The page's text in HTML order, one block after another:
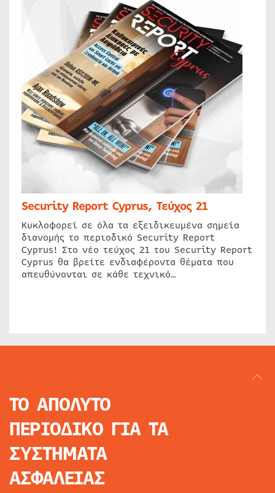
Security Report Cyprus, Τεύχος 21
Κυκλοφορεί σε όλα τα εξειδικευμένα σημεία
διανομής το περιοδικό Security Report
Cyprus! Στο νέο τεύχος 21 του Security Report
Cyprus θα βρείτε ενδιαφέροντα θέματα που
απευθύνονται σε κάθε τεχνικό…
ΤΟ ΑΠΟΛΥΤΟ
ΠΕΡΙΟΔΙΚΟ ΓΙΑ ΤΑ
ΣΥΣΤΗΜΑΤΑ
ΑΣΦΑΛΕΙΑΣ